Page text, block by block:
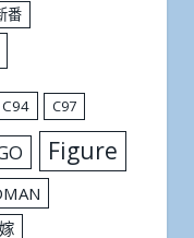
番
C94 C97
Figure